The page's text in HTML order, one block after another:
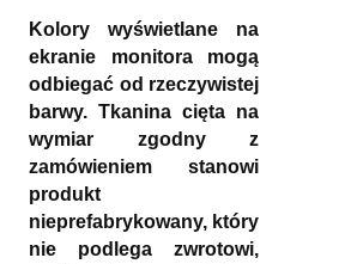
Kolory wyświetlane na
ekranie monitora mogą
odbiegać od rzeczywistej
barwy. Tkanina cięta na
wymiar zgodny z
zamówieniem stanowi
produkt
nieprefabrykowany, który
nie podlega zwrotowi,